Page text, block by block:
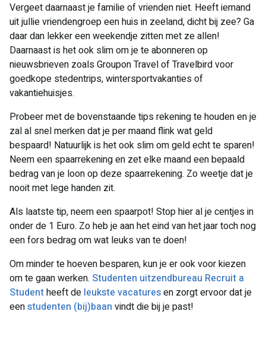
Vergeet daarnaast je familie of vrienden niet. Heeft iemand
uit jullie vriendengroep een huis in zeeland, dicht bij zee? Ga
daar dan lekker een weekendje zitten met ze allen!
Daarnaast is het ook slim om je te abonneren op
nieuwsbrieven zoals Groupon Travel of Travelbird voor
goedkope stedentrips, wintersportvakanties of
vakantiehuisjes.
Probeer met de bovenstaande tips rekening te houden en je
zal al snel merken dat je per maand flink wat geld
bespaard! Natuurlijk is het ook slim om geld echt te sparen!
Neem een spaarrekening en zet elke maand een bepaald
bedrag van je loon op deze spaarrekening. Zo weetje dat je
nooit met lege handen zit.
Als laatste tip, neem een spaarpot! Stop hier al je centjes in
onder de 1 Euro. Zo heb je aan het eind van het jaar toch nog
een fors bedrag om wat leuks van te doen!
Om minder te hoeven besparen, kun je er ook voor kiezen
om te gaan werken. Studenten uitzendbureau Recruit a
Studentheeft de leukste vacaturesen zorgt ervoor dat je
eenstudenten (bij)baan vindt die bij je past!